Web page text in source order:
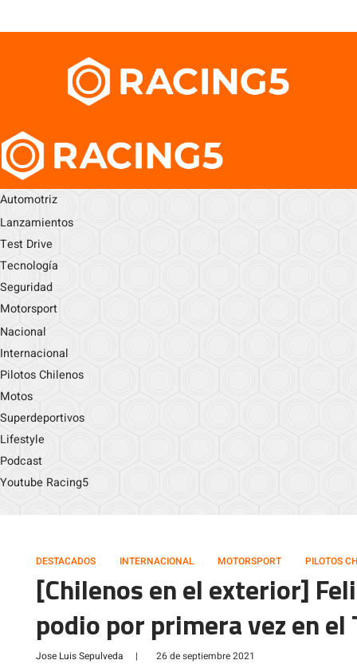
Automotriz
Lanzamientos
Test Drive
Tecnología
Seguridad
Motorsport
Nacional
Internacional
Pilotos Chilenos
Motos
Superdeportivos
Lifestyle
Podcast
Youtube Racing5
DESTACADOS INTERNACIONAL MOTORSPORT PILOTOS
[Chilenos en el exterior]
podio por primera vez en el
Jose Luis Sepulveda | 26 de septiembre 2021